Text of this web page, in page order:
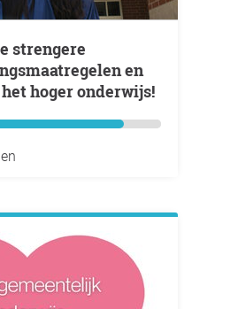
en
hoger onderwijs!